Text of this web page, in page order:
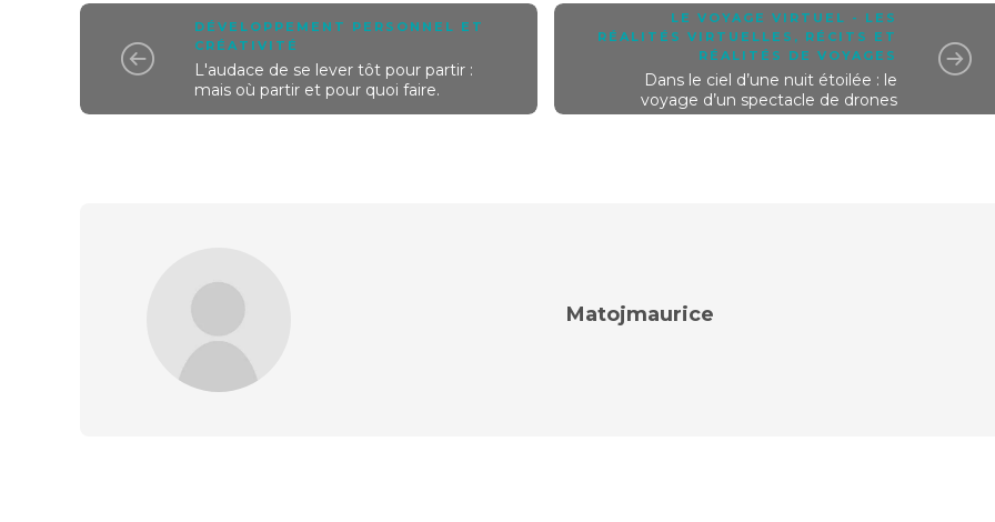
DÉVELOPPEMENT PERSONNEL ET
CRÉATIVITÉ
L'audace de se lever tôt pour partir :
mais où partir et pour quoi faire.
LE VOYAGE VIRTUEL - LES
RÉALITÉS VIRTUELLES , RÉCITS ET
RÉALITÉS DE VOYAGES
Dans le ciel d’une nuit étoilée : le
voyage d’un spectacle de drones
Matojmaurice